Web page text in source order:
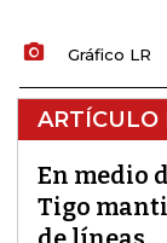
Gráfico LR
ARTÍCULO
En medio
Tigo